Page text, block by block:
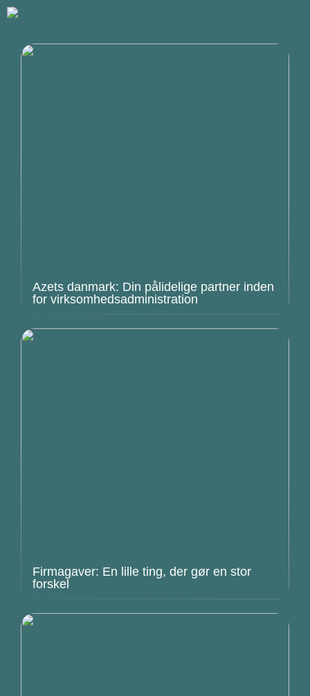
Azets danmark: Din pålidelige partner inden
for virksomhedsadministration
Firmagaver: En lille ting, der gør en stor
forskel